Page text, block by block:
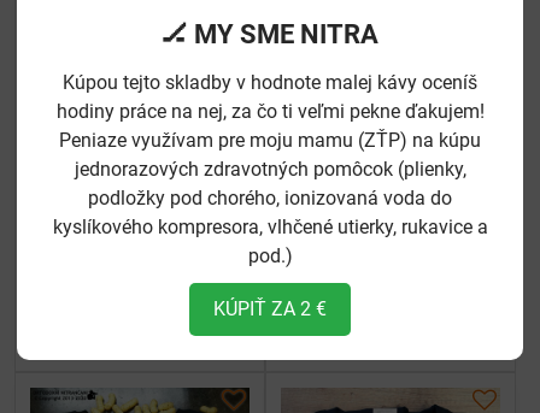
Tričko Basic Free ULICE
🏒 MY SME NITRA
Kúpou tejto skladby v hodnote malej kávy oceníš
hodiny práce na nej, za čo ti veľmi pekne ďakujem!
Peniaze využívam pre moju mamu (ZŤP) na kúpu
jednorazových zdravotných pomôcok (plienky,
podložky pod chorého, ionizovaná voda do
kyslíkového kompresora, vlhčené utierky, rukavice a
pod.)
KÚPIŤ ZA 2 €